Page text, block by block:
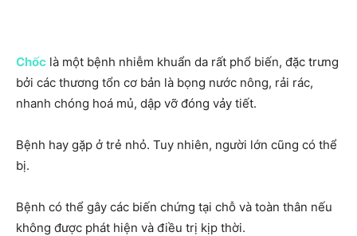
Chốc là một bệnh nhiễm khuẩn da rất phổ biến, đặc trưng
bởi các thương tổn cơ bản là bọng nước nông, rải rác,
nhanh chóng hoá mủ, dập vỡ đóng vảy tiết.
Bệnh hay gặp ở trẻ nhỏ. Tuy nhiên, người lớn cũng có thể
bị.
Bệnh có thể gây các biến chứng tại chỗ và toàn thân nếu
không được phát hiện và điều trị kịp thời.